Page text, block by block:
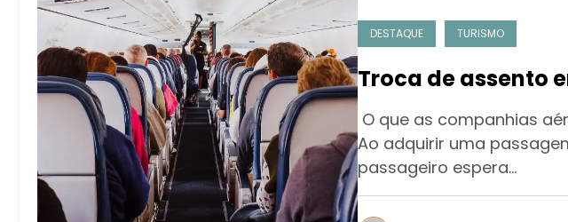
DESTAQUE TURISMO
Troca de assento
O que as companhias
Ao adquirir uma
passageiro espera…